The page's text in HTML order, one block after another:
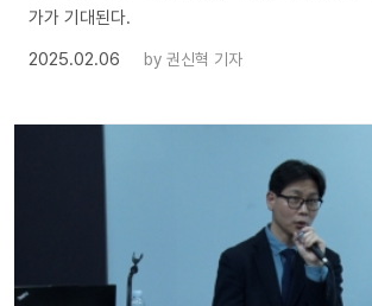
가가 기대된다.
2025.02.06
by 권신혁 기자